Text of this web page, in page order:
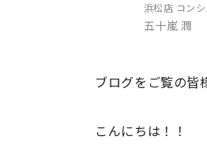
浜松店 コンシ
五十嵐 潤
ブログをご覧の皆
こんにちは！！